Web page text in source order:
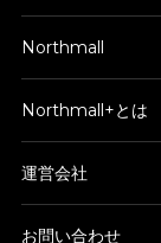
Northmall
Northmall+とは
運営会社
お問い合わせ